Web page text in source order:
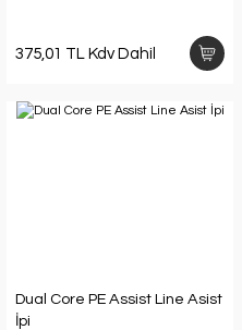
375,01 TL Kdv Dahil
Dual Core PE Assist Line Asist
İpi